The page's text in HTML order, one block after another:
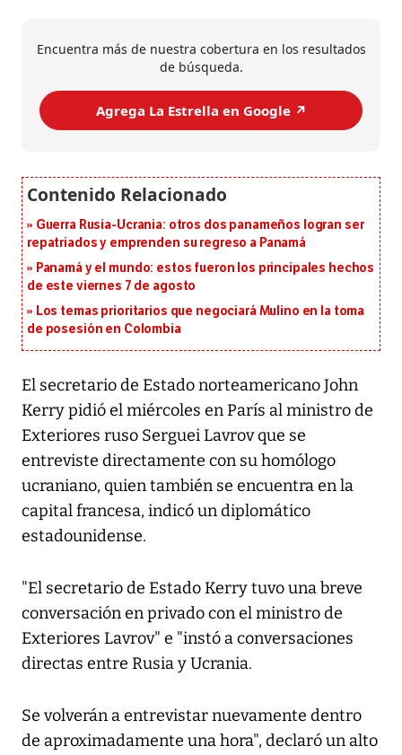
Encuentra más de nuestra cobertura en los resultados
de búsqueda.
Agrega La Estrella en Google ↗️
Guerra Rusia-Ucrania: otros dos panameños logran ser
repatriados y emprenden su regreso a Panamá
Panamá y el mundo: estos fueron los principales hechos
de este viernes 7 de agosto
Los temas prioritarios que negociará Mulino en la toma
de posesión en Colombia
El secretario de Estado norteamericano John
Kerry pidió el miércoles en París al ministro de
Exteriores ruso Serguei Lavrov que se
entreviste directamente con su homólogo
ucraniano, quien también se encuentra en la
capital francesa, indicó un diplomático
estadounidense.
"El secretario de Estado Kerry tuvo una breve
conversación en privado con el ministro de
Exteriores Lavrov" e "instó a conversaciones
directas entre Rusia y Ucrania.
Se volverán a entrevistar nuevamente dentro
de aproximadamente una hora", declaró un alto